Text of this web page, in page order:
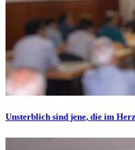
Unsterblich sind jene, die im